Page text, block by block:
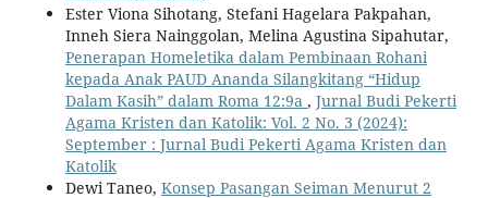
Ester Viona Sihotang, Stefani Hagelara Pakpahan,
Inneh Siera Nainggolan, Melina Agustina Sipahutar,
Penerapan Homeletika dalam Pembinaan Rohani
kepada Anak PAUD Ananda Silangkitang “Hidup
Dalam Kasih” dalam Roma 12:9a , Jurnal Budi Pekerti
Agama Kristen dan Katolik: Vol. 2 No. 3 (2024):
September : Jurnal Budi Pekerti Agama Kristen dan
Katolik
Dewi Taneo, Konsep Pasangan Seiman Menurut 2